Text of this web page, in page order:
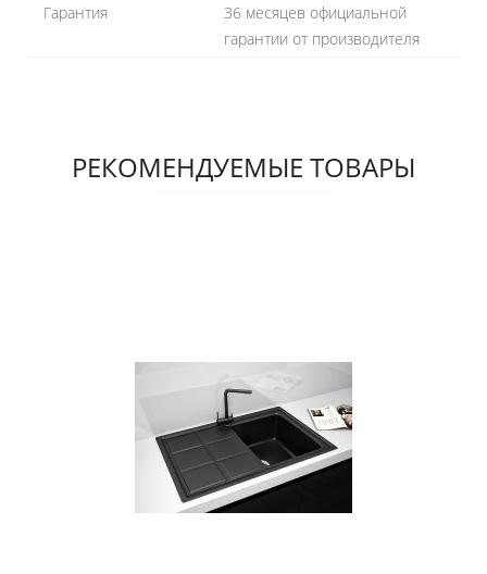
Гарантия
36 месяцев официальной
гарантии от производителя
РЕКОМЕНДУЕМЫЕ ТОВАРЫ